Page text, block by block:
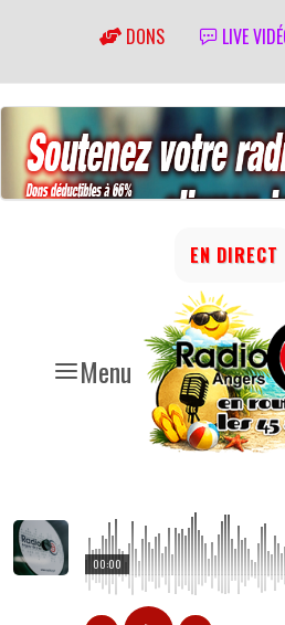
DONS LIVE
Menu
EN DIRECT
00:00